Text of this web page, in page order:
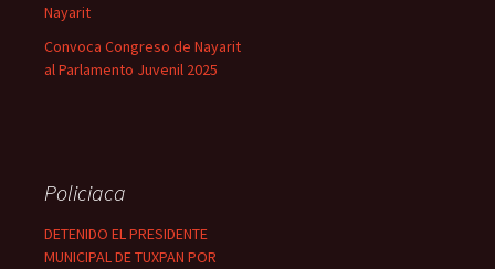
Nayarit
Convoca Congreso de Nayarit
al Parlamento Juvenil 2025
Policiaca
DETENIDO EL PRESIDENTE
MUNICIPAL DE TUXPAN POR